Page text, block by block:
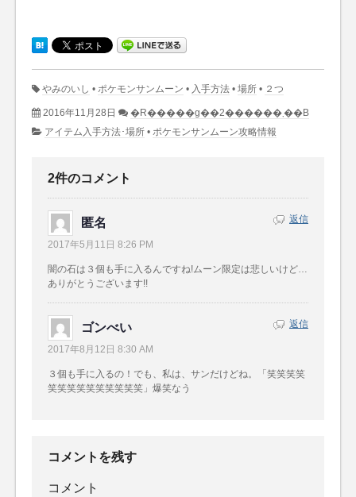
やみのいし • ポケモンサンムーン • 入手方法 • 場所 • ２つ
2016年11月28日
�R�����g��2������܂��B
アイテム入手方法･場所 • ポケモンサンムーン攻略情報
2件のコメント
匿名
2017年5月11日 8:26 PM
闇の石は３個も手に入るんですね!ムーン限定は悲しいけど…
ありがとうございます!!
返信
ゴンべい
2017年8月12日 8:30 AM
３個も手に入るの！でも、私は、サンだけどね。「笑笑笑笑
笑笑笑笑笑笑笑笑笑笑」爆笑なう
返信
コメントを残す
コメント